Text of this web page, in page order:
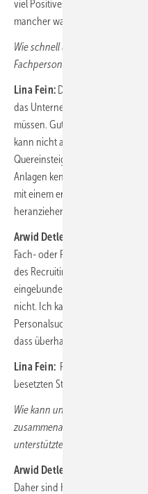
viel Positives angestoßen und
mancher war sicher erstaunt, wie
Wie schnell und kurzfristig muss
Fachpersonal gefunden werden?
Lina Fein: Der größte Zeitdruck
das Unternehmen verlassen –
müssen. Gute Personalplanung
kann nicht auf ungeplant
Quereinsteiger setzen. Ich
Anlagen kennen. Wir müssen
mit einem erfahrenen
heranziehen …
Arwid Detlefs:
Fach- oder Führungskraft zuvor
des Recruiting gefunden.
eingebunden bin. Bauen kann
nicht. Ich kann zwar manchmal
Personalsuche ein bisschen
dass überhaupt jemand
Lina Fein: Recruiting ist teuer.
besetzten Stelle ein Tag, an dem
Wie kann und muss die
zusammenarbeiten? Braucht es
unterstützte Kampagnen, andere
Arwid Detlefs:
Daher sind Karrieremessen